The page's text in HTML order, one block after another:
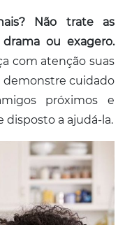
Não trate as
ou exagero.
com atenção suas
demonstre cuidado
próximos e
disposto a ajudá-la.